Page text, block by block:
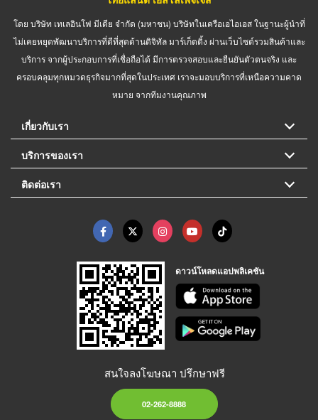
โดย บริษัท เทเลอินโฟ มีเดีย จำกัด (มหาชน) บริษัทในเครือเอไอเอส ในฐานะผู้นำที่
ไม่เคยหยุดพัฒนาบริการที่ดีที่สุดด้านดิจิทัล มาร์เก็ตติ้ง ผ่านเว็บไซต์รวมสินค้าและ
บริการ จากผู้ประกอบการที่เชื่อถือได้ มีการตรวจสอบและยืนยันตัวตนจริง และ
ครอบคลุมทุกหมวดธุรกิจมากที่สุดในประเทศ เราจะมอบบริการที่เหนือความคาด
หมาย จากทีมงานคุณภาพ
เกี่ยวกับเรา
บริการของเรา
ติดต่อเรา
ดาวน์โหลดแอปพลิเคชัน
สนใจลงโฆษณา ปรึกษาฟรี
02-262-8888